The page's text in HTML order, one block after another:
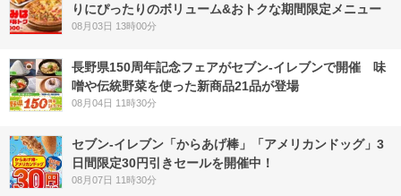
りにぴったりのボリューム&おトクな期間限定メニュー
08月03日 13時00分
長野県150周年記念フェアがセブン-イレブンで開催 味
噌や伝統野菜を使った新商品21品が登場
08月04日 11時30分
セブン‐イレブン「からあげ棒」「アメリカンドッグ」3
日間限定30円引きセールを開催中！
08月07日 11時30分